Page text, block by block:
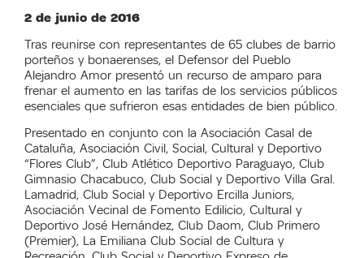
2 de junio de 2016
Tras reunirse con representantes de 65 clubes de barrio
porteños y bonaerenses, el Defensor del Pueblo
Alejandro Amor presentó un recurso de amparo para
frenar el aumento en las tarifas de los servicios públicos
esenciales que sufrieron esas entidades de bien público.
Presentado en conjunto con la Asociación Casal de
Cataluña, Asociación Civil, Social, Cultural y Deportivo
“Flores Club”, Club Atlético Deportivo Paraguayo, Club
Gimnasio Chacabuco, Club Social y Deportivo Villa Gral.
Lamadrid, Club Social y Deportivo Ercilla Juniors,
Asociación Vecinal de Fomento Edilicio, Cultural y
Deportivo José Hernández, Club Daom, Club Primero
(Premier), La Emiliana Club Social de Cultura y